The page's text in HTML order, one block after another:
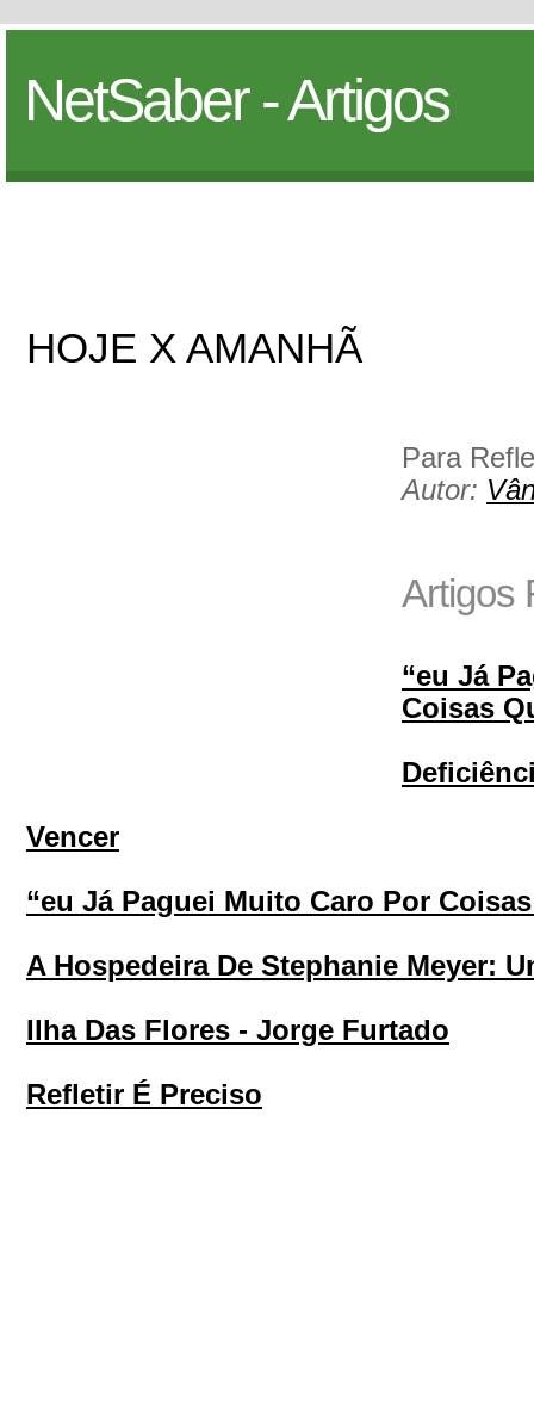
NetSaber - Artigos
HOJE X AMANHÃ
Para
Autor:
Artigos
“eu Já
Coisas
Vencer
“eu Já Paguei Muito Caro Por
A Hospedeira De Stephanie Meyer:
Ilha Das Flores - Jorge Furtado
Refletir É Preciso